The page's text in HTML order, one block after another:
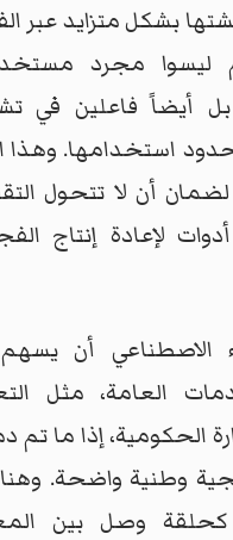
بشكل متزايد عبر
ليسوا مجرد
بل أيضاً فاعلين في
استخدامها. وهذا
أن لا تتحول
لإعادة إنتاج
الاصطناعي أن
العامة، مثل
الحكومية، إذا ما تم
وطنية واضحة. وهنا
كحلقة وصل بين